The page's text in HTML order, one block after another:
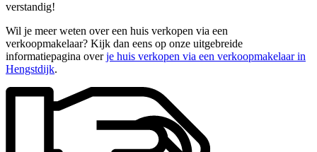
verstandig!
Wil je meer weten over een huis verkopen via een
verkoopmakelaar? Kijk dan eens op onze uitgebreide
informatiepagina overje huis verkopen via een verkoopmakelaar in
Hengstdijk.